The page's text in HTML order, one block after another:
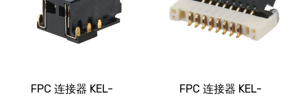
FPC 连接器 KEL-
FPC 连接器 KEL-